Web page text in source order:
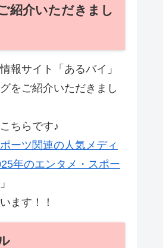
紹介いただきまし
報サイト「あるバイ」
をご紹介いただきまし
ちらです♪
ーツ関連の人気メディ
年のエンタメ・スポー
」
ます！！